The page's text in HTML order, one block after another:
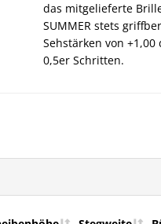
das mitgelieferte
SUMMER stets
Sehstärken von
0,5er Schritten.